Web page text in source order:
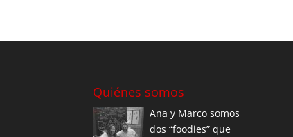
Quiénes somos
Ana y Marco somos
dos “foodies” que